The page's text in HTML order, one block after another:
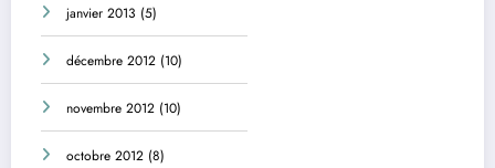
janvier 2013 (5)
décembre 2012 (10)
novembre 2012 (10)
octobre 2012 (8)